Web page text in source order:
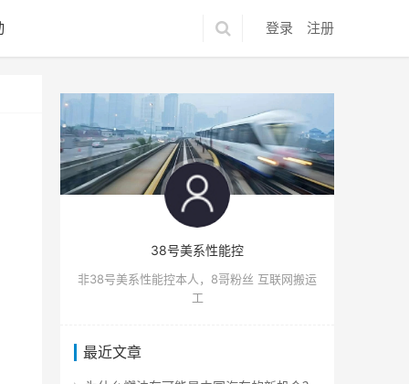
登录 注册
38号美系性能控
非38号美系性能控本人，8哥粉丝 互联网搬运
工
最近文章